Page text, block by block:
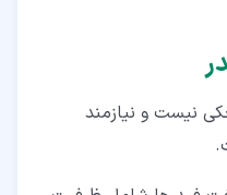
نیست و نیازمند